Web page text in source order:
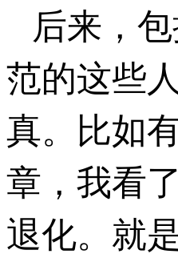
后来，
范的这些
真。比如
章，我看
退化。就